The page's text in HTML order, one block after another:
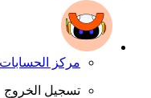
مركز الحسابات
تسجيل الخروج